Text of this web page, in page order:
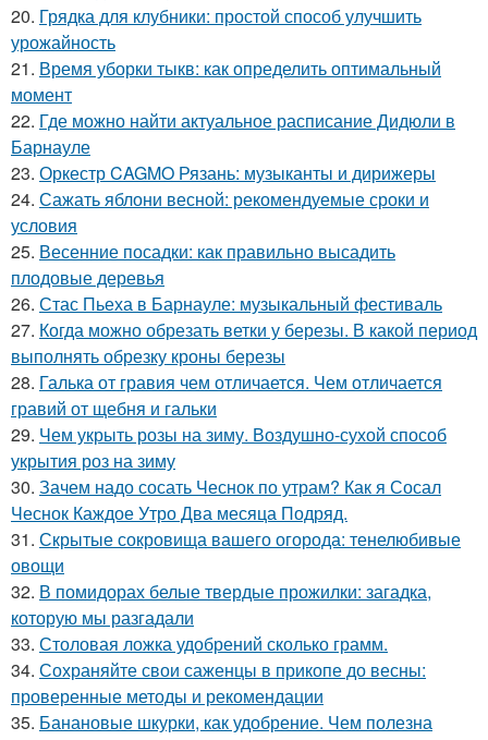
20. Грядка для клубники: простой способ улучшить
урожайность
21. Время уборки тыкв: как определить оптимальный
момент
22. Где можно найти актуальное расписание Дидюли в
Барнауле
23. Оркестр CAGMO Рязань: музыканты и дирижеры
24. Сажать яблони весной: рекомендуемые сроки и
условия
25. Весенние посадки: как правильно высадить
плодовые деревья
26. Стас Пьеха в Барнауле: музыкальный фестиваль
27. Когда можно обрезать ветки у березы. В какой период
выполнять обрезку кроны березы
28. Галька от гравия чем отличается. Чем отличается
гравий от щебня и гальки
29. Чем укрыть розы на зиму. Воздушно-сухой способ
укрытия роз на зиму
30. Зачем надо сосать Чеснок по утрам? Как я Сосал
Чеснок Каждое Утро Два месяца Подряд.
31. Скрытые сокровища вашего огорода: тенелюбивые
овощи
32. В помидорах белые твердые прожилки: загадка,
которую мы разгадали
33. Столовая ложка удобрений сколько грамм.
34. Сохраняйте свои саженцы в прикопе до весны:
проверенные методы и рекомендации
35. Банановые шкурки, как удобрение. Чем полезна